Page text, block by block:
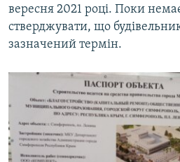
вересня 2021 році. Поки
стверджувати, що
зазначений термін.